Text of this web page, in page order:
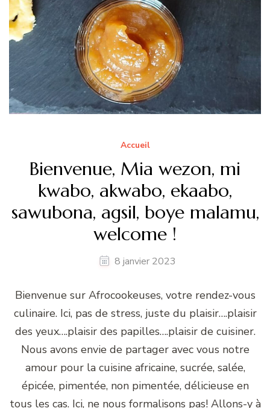
Accueil
Bienvenue, Mia wezon, mi
kwabo, akwabo, ekaabo,
sawubona, agsil, boye malamu,
welcome !
8 janvier 2023
Bienvenue sur Afrocookeuses, votre rendez-vous
culinaire. Ici, pas de stress, juste du plaisir….plaisir
des yeux….plaisir des papilles….plaisir de cuisiner.
Nous avons envie de partager avec vous notre
amour pour la cuisine africaine, sucrée, salée,
épicée, pimentée, non pimentée, délicieuse en
tous les cas. Ici, ne nous formalisons pas! Allons-y à